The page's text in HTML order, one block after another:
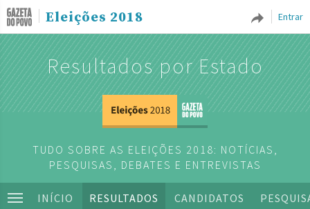
Entrar
Eleições 2018
Resultados por Estado
TUDO SOBRE AS ELEIÇÕES 2018: NOTÍCIAS,
PESQUISAS, DEBATES E ENTREVISTAS
INÍCIO RESULTADOS CANDIDATOS